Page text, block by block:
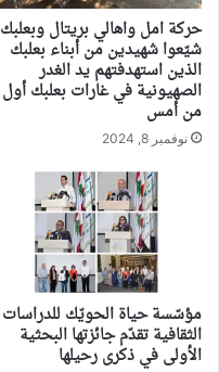
حركة امل واهالي بريتال وبعلبك
شيّعوا شهيدين من أبناء بعلبك
الذين استهدفتهم يد الغدر
الصهيونية في غارات بعلبك أول
من أمس
نوفمبر 8, 2024
مؤسّسة حياة الحويّك للدراسات
الثقافية تقدّم جائزتها البحثية
الأولى في ذكرى رحيلها